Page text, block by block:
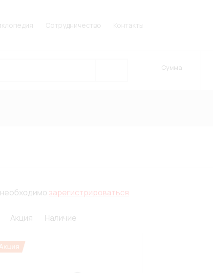
Сотрудничество Контакты
Сумма
зарегистрироваться
Акция Наличие